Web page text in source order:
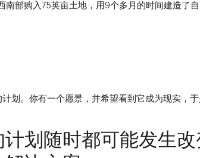
南部购入75英亩土地，用9个多月的时间建造了
划。你有一个愿景，并希望看到它成为现实，
划随时都可能发生